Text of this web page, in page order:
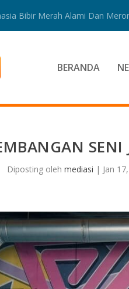
Bibir Merah Alami Dan
BERANDA
Diposting oleh mediasi | Jan